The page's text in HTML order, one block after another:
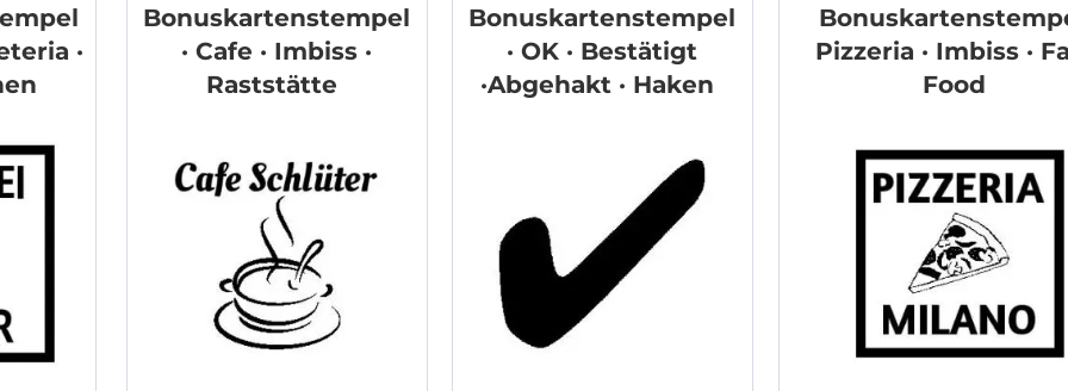
·
Bonuskartenstempel
· Cafe · Imbiss ·
Raststätte
Bonuskartenstempel
· OK · Bestätigt
·Abgehakt · Haken
Pizzeria · Imbiss ·
Food